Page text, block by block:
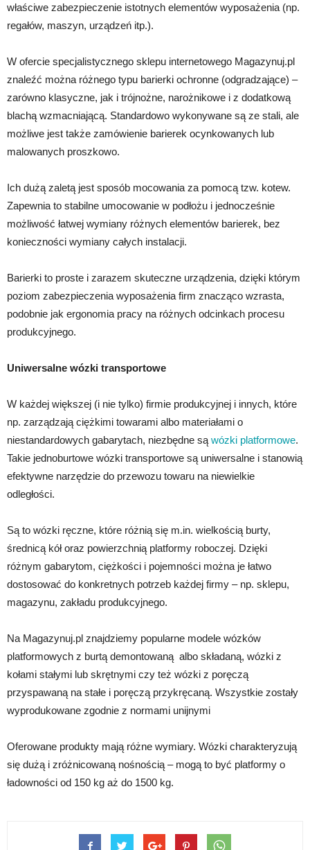
właściwe zabezpieczenie istotnych elementów wyposażenia (np.
regałów, maszyn, urządzeń itp.).
W ofercie specjalistycznego sklepu internetowego Magazynuj.pl
znaleźć można różnego typu barierki ochronne (odgradzające) –
zarówno klasyczne, jak i trójnożne, narożnikowe i z dodatkową
blachą wzmacniającą. Standardowo wykonywane są ze stali, ale
możliwe jest także zamówienie barierek ocynkowanych lub
malowanych proszkowo.
Ich dużą zaletą jest sposób mocowania za pomocą tzw. kotew.
Zapewnia to stabilne umocowanie w podłożu i jednocześnie
możliwość łatwej wymiany różnych elementów barierek, bez
konieczności wymiany całych instalacji.
Barierki to proste i zarazem skuteczne urządzenia, dzięki którym
poziom zabezpieczenia wyposażenia firm znacząco wzrasta,
podobnie jak ergonomia pracy na różnych odcinkach procesu
produkcyjnego.
Uniwersalne wózki transportowe
W każdej większej (i nie tylko) firmie produkcyjnej i innych, które
np. zarządzają ciężkimi towarami albo materiałami o
niestandardowych gabarytach, niezbędne są wózki platformowe.
Takie jednoburtowe wózki transportowe są uniwersalne i stanowią
efektywne narzędzie do przewozu towaru na niewielkie
odległości.
Są to wózki ręczne, które różnią się m.in. wielkością burty,
średnicą kół oraz powierzchnią platformy roboczej. Dzięki
różnym gabarytom, ciężkości i pojemności można je łatwo
dostosować do konkretnych potrzeb każdej firmy – np. sklepu,
magazynu, zakładu produkcyjnego.
Na Magazynuj.pl znajdziemy popularne modele wózków
platformowych z burtą demontowaną albo składaną, wózki z
kołami stałymi lub skrętnymi czy też wózki z poręczą
przyspawaną na stałe i poręczą przykręcaną. Wszystkie zostały
wyprodukowane zgodnie z normami unijnymi
Oferowane produkty mają różne wymiary. Wózki charakteryzują
się dużą i zróżnicowaną nośnością – mogą to być platformy o
ładowności od 150 kg aż do 1500 kg.